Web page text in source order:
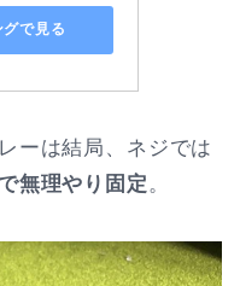
で見る
ーは結局、ネジでは
無理やり固定 。